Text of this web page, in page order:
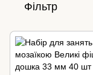
Фільтр